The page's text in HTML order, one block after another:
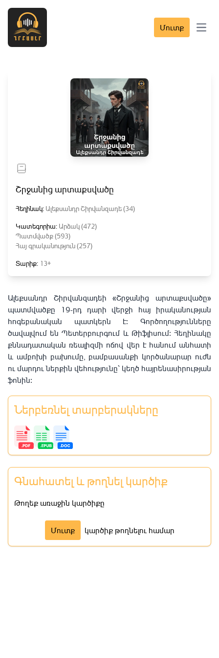
Մուտք Open
Շրջանից արտաքսվածը
Հեղինակ: Ալեքսանդր Շիրվանզադե (34)
Կատեգորիա: Արձակ (472)
Պատմվածք (593)
Հայ գրականություն (257)
Տարիք: 13+
Ալեքսանդր Շիրվանզադեի «Շրջանից արտաքսվածը»
պատմվածքը 19-րդ դարի վերջի հայ իրականության
հոգեբանական պատկերն է։ Գործողությունները
ծավալվում են Պետերբուրգում և Թիֆլիսում։ Հեղինակը
քննադատական ռեալիզմի ոճով վեր է հանում անհատի
և ամբոխի բախումը, բամբասանքի կործանարար ուժն
ու մարդու ներքին վեհությունը՝ կեղծ հայրենասիրության
ֆոնին։
Ներբեռնել տարբերակները
Գնահատել և թողնել կարծիք
Թողեք առաջին կարծիքը
Մուտք կարծիք թողնելու համար